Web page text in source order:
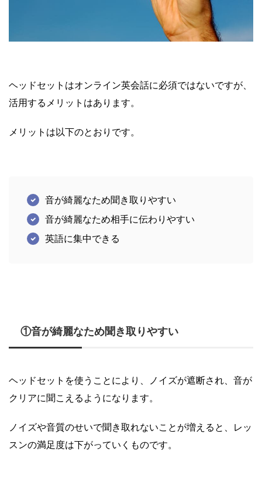
ヘッドセットはオンライン英会話に必須ではないですが、
活用するメリットはあります。
メリットは以下のとおりです。
音が綺麗なため聞き取りやすい
音が綺麗なため相手に伝わりやすい
英語に集中できる
①音が綺麗なため聞き取りやすい
ヘッドセットを使うことにより、ノイズが遮断され、音が
クリアに聞こえるようになります。
ノイズや音質のせいで聞き取れないことが増えると、レッ
スンの満足度は下がっていくものです。